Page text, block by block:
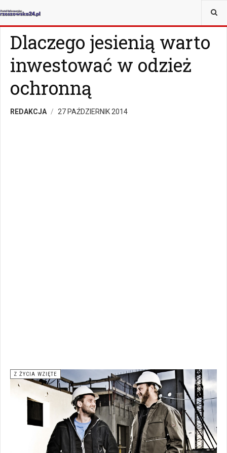
JESTEŚ TUTAJ:
Dlaczego jesienią warto
inwestować w odzież
ochronną
REDAKCJA 27 PAŹDZIERNIK 2014
Z ŻYCIA WZIĘTE